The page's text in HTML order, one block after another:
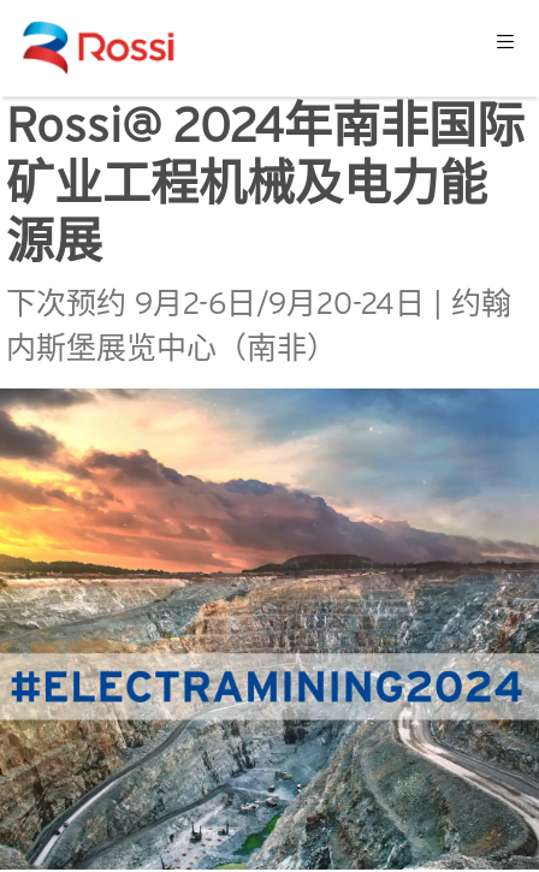
Rossi@ 2024年南非国际
矿业工程机械及电力能
源展
下次预约 9月2-6日/9月20-24日 | 约翰
内斯堡展览中心（南非）